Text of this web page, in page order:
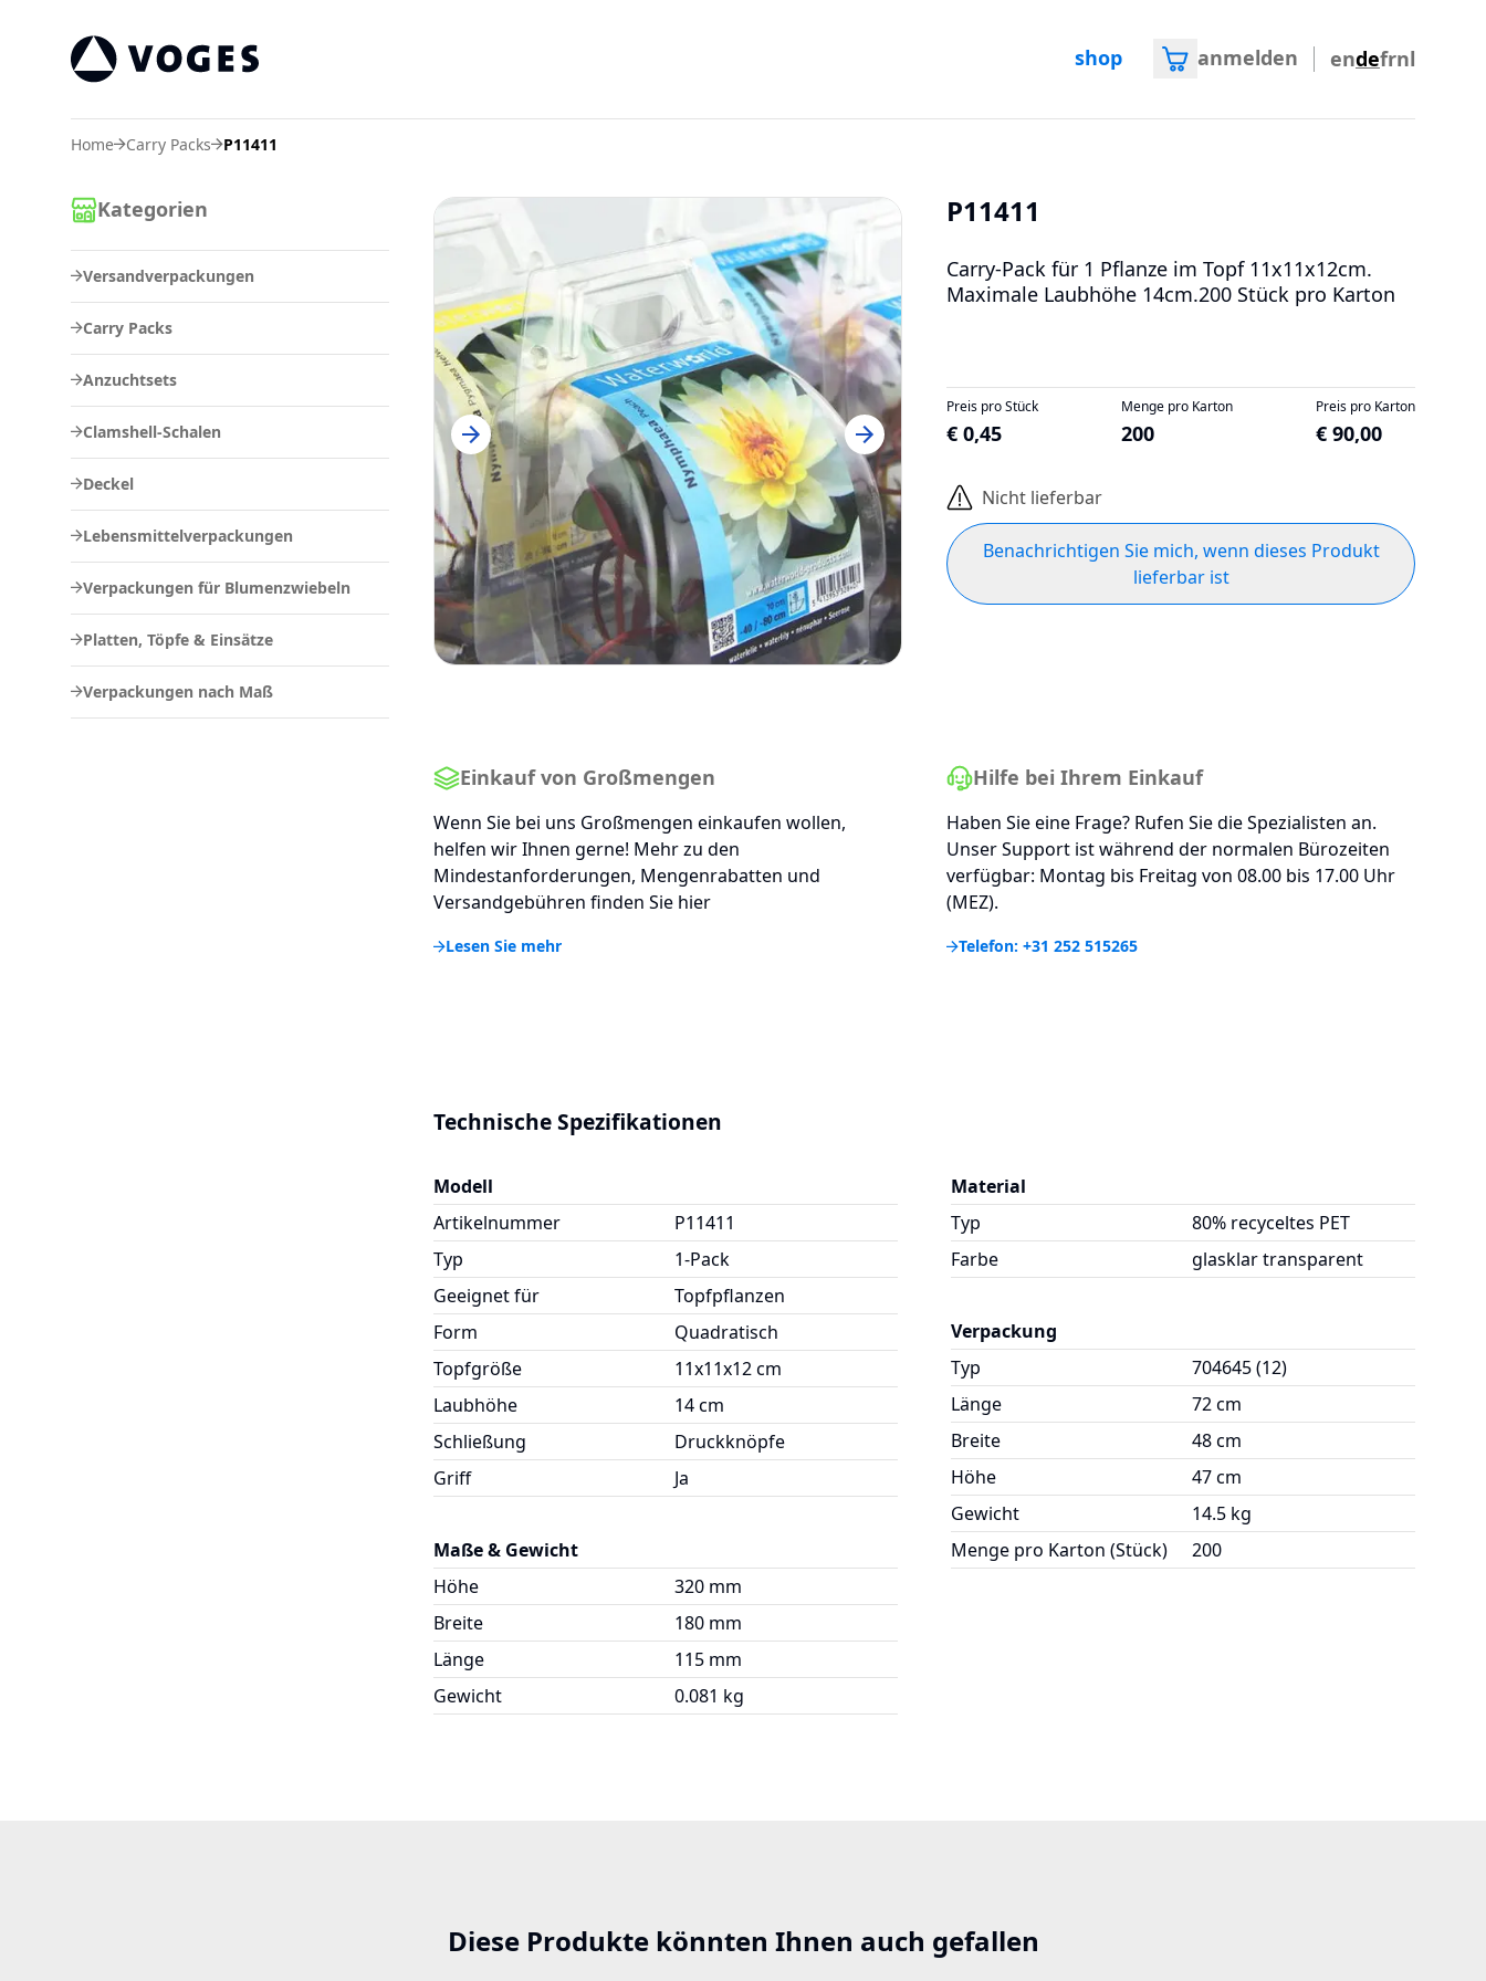
shop anmelden endefrnl
Home Carry Packs P11411
Kategorien
Versandverpackungen
Carry Packs
Anzuchtsets
Clamshell-Schalen
Deckel
Lebensmittelverpackungen
Verpackungen für Blumenzwiebeln
Platten, Töpfe & Einsätze
Verpackungen nach Maß
P11411
Carry-Pack für 1 Pflanze im Topf 11x11x12cm.
Maximale Laubhöhe 14cm.200 Stück pro Karton
Preis pro Stück
€ 0,45
Menge pro Karton
200
Preis pro Karton
€ 90,00
Nicht lieferbar
Benachrichtigen Sie mich, wenn dieses Produkt
lieferbar ist
Einkauf von Großmengen
Wenn Sie bei uns Großmengen einkaufen wollen,
helfen wir Ihnen gerne! Mehr zu den
Mindestanforderungen, Mengenrabatten und
Versandgebühren finden Sie hier
Lesen Sie mehr
Hilfe bei Ihrem Einkauf
Haben Sie eine Frage? Rufen Sie die Spezialisten an.
Unser Support ist während der normalen Bürozeiten
verfügbar: Montag bis Freitag von 08.00 bis 17.00 Uhr
(MEZ).
Telefon: +31 252 515265
Technische Spezifikationen
Modell
Artikelnummer
P11411
Typ
1-Pack
Geeignet für
Topfpflanzen
Form
Quadratisch
Topfgröße
11x11x12 cm
Laubhöhe
14 cm
Schließung
Druckknöpfe
Griff
Ja
Maße & Gewicht
Höhe
320 mm
Breite
180 mm
Länge
115 mm
Gewicht
0.081 kg
Material
Typ
80% recyceltes PET
Farbe
glasklar transparent
Verpackung
Typ
704645 (12)
Länge
72 cm
Breite
48 cm
Höhe
47 cm
Gewicht
14.5 kg
Menge pro Karton (Stück)
200
Diese Produkte könnten Ihnen auch gefallen